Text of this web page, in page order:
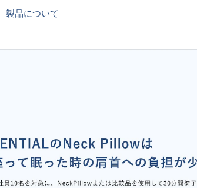
製品について